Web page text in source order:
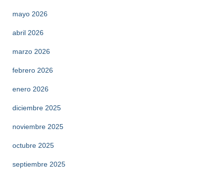
mayo 2026
abril 2026
marzo 2026
febrero 2026
enero 2026
diciembre 2025
noviembre 2025
octubre 2025
septiembre 2025